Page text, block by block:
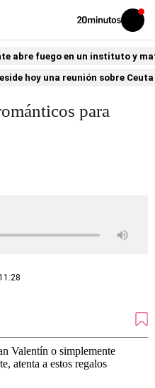
Volver
Iniciar
sesión
abre fuego en un instituto y
hoy una reunión sobre
para
Valentín o simplemente
atenta a estos regalos